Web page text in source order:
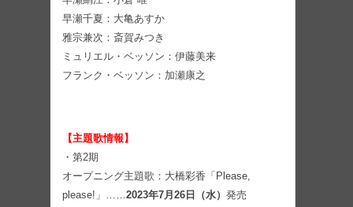
早瀬千夏：大亀あすか
雅宗兼次：斎賀みつき
ミュリエル・ベッソン：伊藤美来
フランク・ベッソン：加瀬康之
【主題歌情報】
・第2期
オープニング主題歌：大橋彩香「Please,
please!」……2023年7月26日（水） 発売